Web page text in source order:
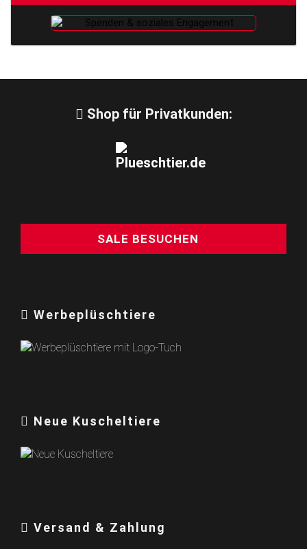
Shop für Privatkunden:
SALE BESUCHEN
Werbeplüschtiere
Neue Kuscheltiere
Versand & Zahlung